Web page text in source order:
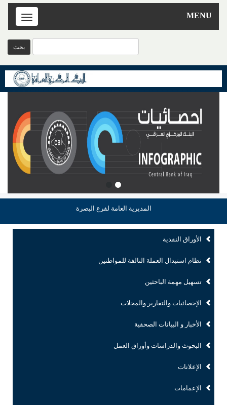
MENU
Toggle
المديرية العامة لفرع البصرة
الأوراق النقدية
نظام استبدال العملة التالفة للمواطنين
تسهيل مهمة الباحثين
الإحصائيات والتقارير والمجلات
الأخبار و البيانات الصحفية
البحوث والدراسات وأوراق العمل
الإعلانات
الإعمامات